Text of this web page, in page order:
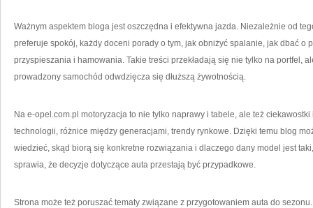
Ważnym aspektem bloga jest oszczędna i efektywna jazda. Niezależnie od
preferuje spokój, każdy doceni porady o tym, jak obniżyć spalanie, jak dbać o
przyspieszania i hamowania. Takie treści przekładają się nie tylko na portfel,
prowadzony samochód odwdzięcza się dłuższą żywotnością.
Na e-opel.com.pl motoryzacja to nie tylko naprawy i tabele, ale też
technologii, różnice między generacjami, trendy rynkowe. Dzięki temu blog
wiedzieć, skąd biorą się konkretne rozwiązania i dlaczego dany model jest
sprawia, że decyzje dotyczące auta przestają być przypadkowe.
Strona może też poruszać tematy związane z przygotowaniem auta do